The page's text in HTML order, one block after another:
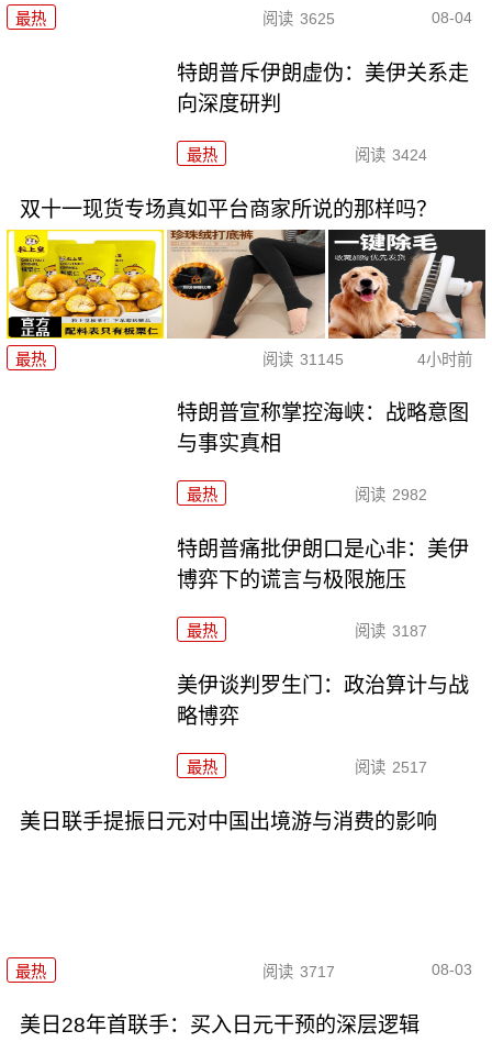
最热 阅读 3625 08-04
特朗普斥伊朗虚伪：美伊关系走
向深度研判
最热 阅读 3424
双十一现货专场真如平台商家所说的那样吗？
最热 阅读 31145 4小时前
特朗普宣称掌控海峡：战略意图
与事实真相
最热 阅读 2982
特朗普痛批伊朗口是心非：美伊
博弈下的谎言与极限施压
最热 阅读 3187
美伊谈判罗生门：政治算计与战
略博弈
最热 阅读 2517
美日联手提振日元对中国出境游与消费的影响
最热 阅读 3717 08-03
美日28年首联手：买入日元干预的深层逻辑